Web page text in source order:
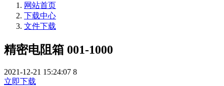
网站首页
下载中心
文件下载
精密电阻箱 001-1000
2021-12-21 15:24:07 8
立即下载